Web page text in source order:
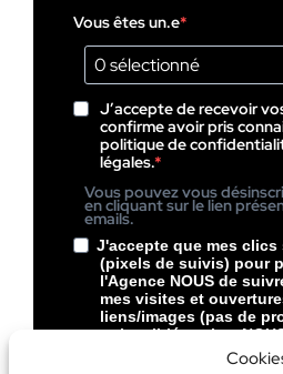
Vous êtes un.e
0 sélectionné
J’accepte de recevoir
confirme avoir pris
politique de
légales.
Vous pouvez vous
en cliquant sur le lien
emails.
J'accepte que mes
(pixels de suivis) pour
l'Agence NOUS de
mes visites et
liens/images (pas de
pubs ciblées chez
Vous pouvez vous